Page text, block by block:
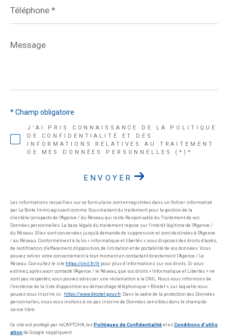
*
Message
*
J'AI PRIS CONNAISSANCE DE LA POLITIQUE
DE CONFIDENTIALITÉ ET DES
INFORMATIONS RELATIVES AU TRAITEMENT
DE MES DONNÉES PERSONNELLES (*)*
* Champ obligatoire
ENVOYER
Les informations recueillies sur ce formulaire sont enregistrées dans un fichier informatisé
par La Boite Immo agissant comme Sous-traitant du traitement pour la gestion de la
clientèle/prospects de l'Agence / du Réseau qui reste Responsable du Traitement de vos
Données personnelles. La base légale du traitement repose sur l'intérêt légitime de l'Agence /
du Réseau. Elles sont conservées jusqu'à demande de suppression et sont destinées à l'Agence
/ au Réseau. Conformément à la loi « informatique et libertés », vous disposez des droits d’accès,
de rectification, d’effacement, d’opposition, de limitation et de portabilité de vos données. Vous
pouvez retirer votre consentement à tout moment en contactant directement l’Agence / Le
Réseau. Consultez le site https://cnil.fr/fr pour plus d’informations sur vos droits. Si vous
estimez, après avoir contacté l'Agence / le Réseau, que vos droits « Informatique et Libertés » ne
sont pas respectés, vous pouvez adresser une réclamation à la CNIL. Nous vous informons de
l’existence de la liste d'opposition au démarchage téléphonique « Bloctel », sur laquelle vous
pouvez vous inscrire ici : https://www.bloctel.gouv.fr. Dans le cadre de la protection des Données
personnelles, nous vous invitons à ne pas inscrire de Données sensibles dans le champ de
saisie libre.
Ce site est protégé par reCAPTCHA, les Politiques de Confidentialité et es Conditions d'utilis
ation de Google s'appliquent.